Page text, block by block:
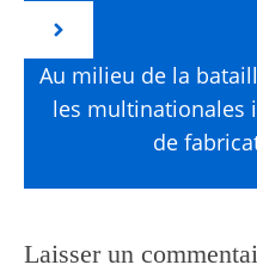
Au milieu de la
les multinationales
de
Laisser un